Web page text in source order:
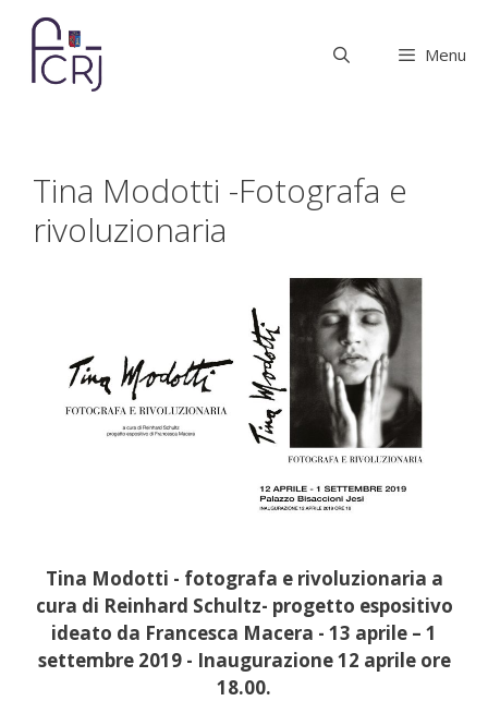
contenuto
Menu
Tina Modotti -Fotografa e
rivoluzionaria
Tina Modotti - fotografa e rivoluzionaria a
cura di Reinhard Schultz- progetto espositivo
ideato da Francesca Macera - 13 aprile – 1
settembre 2019 - Inaugurazione 12 aprile ore
18.00.